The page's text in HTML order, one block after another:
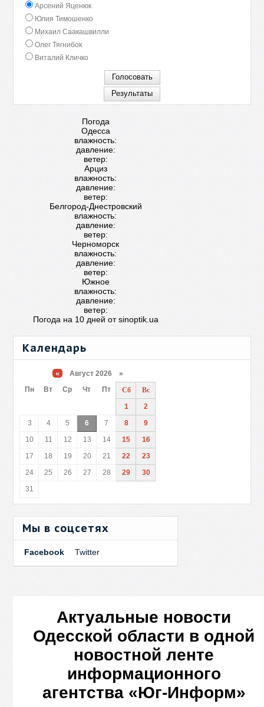
Арсений Яценюк
Юлия Тимошенко
Михаил Саакашвилли
Олег Тягнибок
Виталий Кличко
Погода
Одесса
влажность:
давление:
ветер:
Арциз
влажность:
давление:
ветер:
Белгород-Днестровский
влажность:
давление:
ветер:
Черноморск
влажность:
давление:
ветер:
Южное
влажность:
давление:
ветер:
Погода на 10 дней отsinoptik.ua
Календарь
« Август 2026 »
Пн
Вт Ср Чт Пт Сб
Вс
1
2
3
4 5 6 7 8
9
10
11 12 13 14 15
16
17
18 19 20 21 22
23
24
25 26 27 28 29
30
31
Мы в соцсетях
Facebook Twitter
Актуальные новости
Одесской области в одной
новостной ленте
информационного
агентства «Юг-Информ»